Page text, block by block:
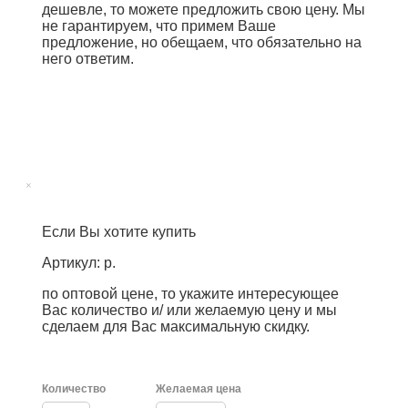
дешевле, то можете предложить свою цену. Мы
не гарантируем, что примем Ваше
предложение, но обещаем, что обязательно на
него ответим.
×
Если Вы хотите купить
Артикул: р.
по оптовой цене, то укажите интересующее
Вас количество и/ или желаемую цену и мы
сделаем для Вас максимальную скидку.
Количество Желаемая цена